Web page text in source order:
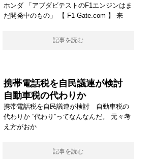
ホンダ 「アブダビテストのF1エンジンはま
だ開発中のもの」 【 F1-Gate.com 】 来
記事を読む
携帯電話税を自民議連が検討
自動車税の代わりか
携帯電話税を自民議連が検討 自動車税の
代わりか ”代わり”ってなんなんだ。 元々考
え方がおか
記事を読む